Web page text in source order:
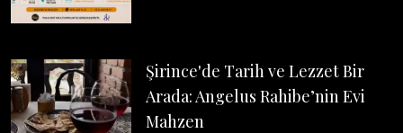
Şirince'de Tarih ve Lezzet Bir
Arada: Angelus Rahibe’nin Evi
Mahzen